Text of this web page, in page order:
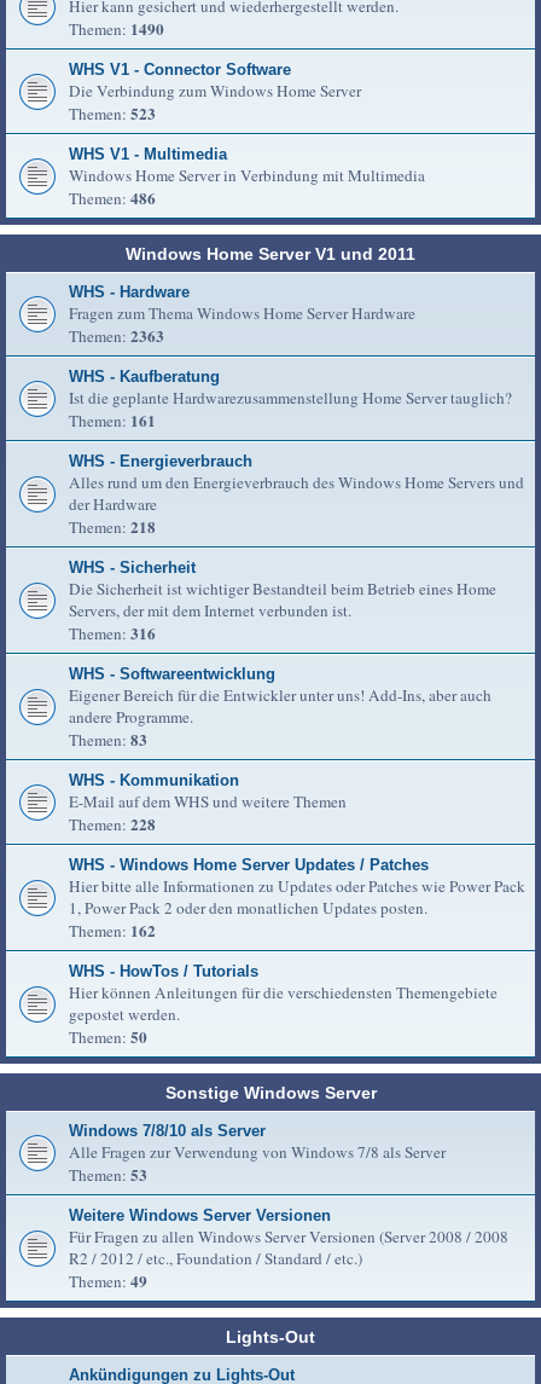
Hier kann gesichert und wiederhergestellt werden.
Themen: 1490
WHS V1 - Connector Software
Die Verbindung zum Windows Home Server
Themen: 523
WHS V1 - Multimedia
Windows Home Server in Verbindung mit Multimedia
Themen: 486
Windows Home Server V1 und 2011
WHS - Hardware
Fragen zum Thema Windows Home Server Hardware
Themen: 2363
WHS - Kaufberatung
Ist die geplante Hardwarezusammenstellung Home Server tauglich?
Themen: 161
WHS - Energieverbrauch
Alles rund um den Energieverbrauch des Windows Home Servers und
der Hardware
Themen: 218
WHS - Sicherheit
Die Sicherheit ist wichtiger Bestandteil beim Betrieb eines Home
Servers, der mit dem Internet verbunden ist.
Themen: 316
WHS - Softwareentwicklung
Eigener Bereich für die Entwickler unter uns! Add-Ins, aber auch
andere Programme.
Themen: 83
WHS - Kommunikation
E-Mail auf dem WHS und weitere Themen
Themen: 228
WHS - Windows Home Server Updates / Patches
Hier bitte alle Informationen zu Updates oder Patches wie Power Pack
1, Power Pack 2 oder den monatlichen Updates posten.
Themen: 162
WHS - HowTos / Tutorials
Hier können Anleitungen für die verschiedensten Themengebiete
gepostet werden.
Themen: 50
Sonstige Windows Server
Windows 7/8/10 als Server
Alle Fragen zur Verwendung von Windows 7/8 als Server
Themen: 53
Weitere Windows Server Versionen
Für Fragen zu allen Windows Server Versionen (Server 2008 / 2008
R2 / 2012 / etc., Foundation / Standard / etc.)
Themen: 49
Lights-Out
Ankündigungen zu Lights-Out